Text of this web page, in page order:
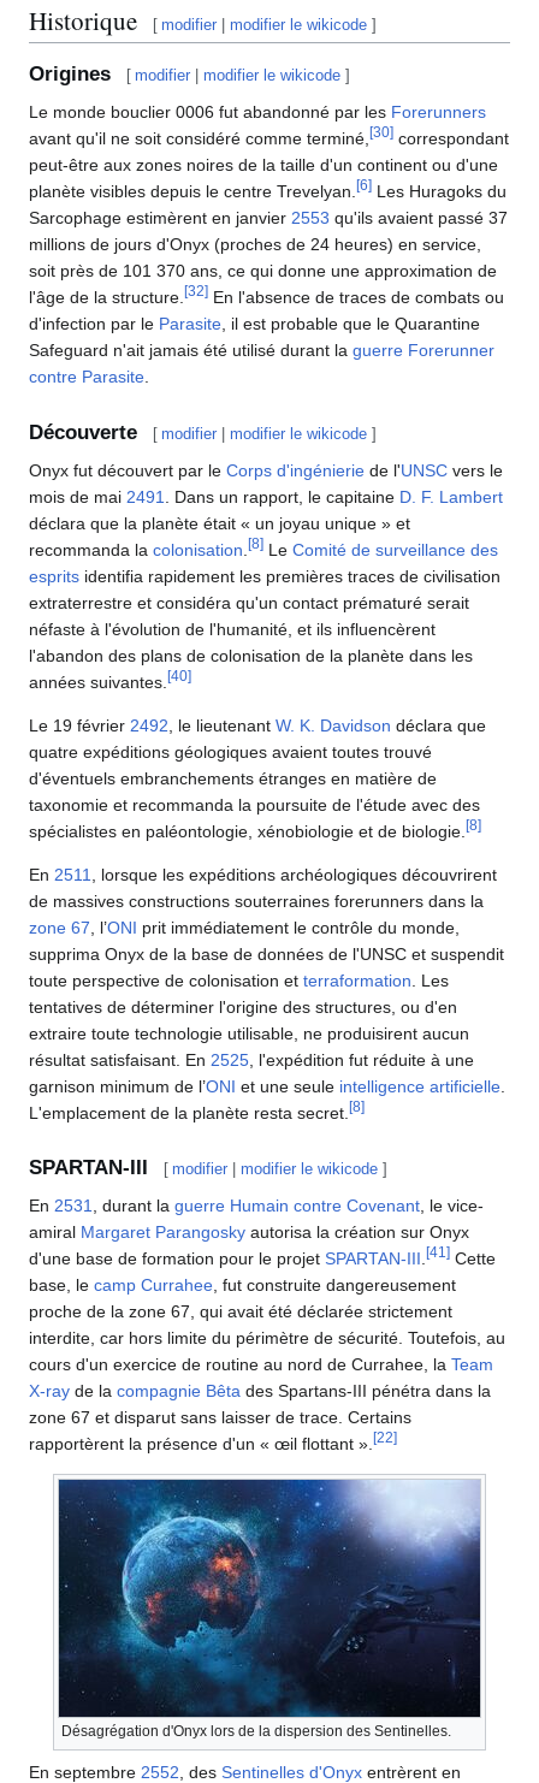
Historique [ modifier |modifier le wikicode ]
Origines [ modifier |modifier le wikicode ]
Le monde bouclier 0006 fut abandonné par les Forerunners
avant qu'il ne soit considéré comme terminé, [30] correspondant
peut-être aux zones noires de la taille d'un continent ou d'une
planète visibles depuis le centre Trevelyan. [6] Les Huragoks du
Sarcophage estimèrent en janvier 2553 qu'ils avaient passé 37
millions de jours d'Onyx (proches de 24 heures) en service,
soit près de 101 370 ans, ce qui donne une approximation de
l'âge de la structure. [32] En l'absence de traces de combats ou
d'infection par le Parasite, il est probable que le Quarantine
Safeguard n'ait jamais été utilisé durant la guerre Forerunner
contre Parasite.
Découverte [ modifier |modifier le wikicode ]
Onyx fut découvert par le Corps d'ingénierie de l'UNSC vers le
mois de mai 2491 . Dans un rapport, le capitaine D. F. Lambert
déclara que la planète était « un joyau unique » et
recommanda la colonisation [8] Le Comité de surveillance des
esprits identifia rapidement les premières traces de civilisation
extraterrestre et considéra qu'un contact prématuré serait
néfaste à l'évolution de l'humanité, et ils influencèrent
l'abandon des plans de colonisation de la planète dans les
années suivantes. [40]
Le 19 février 2492 , le lieutenant W. K. Davidson déclara que
quatre expéditions géologiques avaient toutes trouvé
d'éventuels embranchements étranges en matière de
taxonomie et recommanda la poursuite de l'étude avec des
spécialistes en paléontologie, xénobiologie et de biologie. [8]
En 2511
, lorsque les expéditions archéologiques découvrirent
de massives constructions souterraines forerunners dans la
zone 67 , l’ONI prit immédiatement le contrôle du monde,
supprima Onyx de la base de données de l'UNSC et suspendit
toute perspective de colonisation et terraformation . Les
tentatives de déterminer l'origine des structures, ou d'en
extraire toute technologie utilisable, ne produisirent aucun
résultat satisfaisant. En 2525 , l'expédition fut réduite à une
garnison minimum de l’ONI et une seule intelligence artificielle
L'emplacement de la planète resta secret. [8]
SPARTAN-III [ modifier |modifier le wikicode ]
En 2531 , durant la guerre Humain contre Covenant , le vice-
amiral Margaret Parangosky autorisa la création sur Onyx
d'une base de formation pour le projet SPARTAN-III [41 ] Cette
base, le camp Currahee , fut construite dangereusement
proche de la zone 67, qui avait été déclarée strictement
interdite, car hors limite du périmètre de sécurité. Toutefois, au
cours d'un exercice de routine au nord de Currahee, la Team
X-ray de la compagnie Bêta des Spartans-III pénétra dans la
zone 67 et disparut sans laisser de trace. Certains
rapportèrent la présence d'un « œil flottant ». [22]
Désagrégation d'Onyx lors de la dispersion des Sentinelles.
En septembre 2552 , des Sentinelles d'Onyx entrèrent en